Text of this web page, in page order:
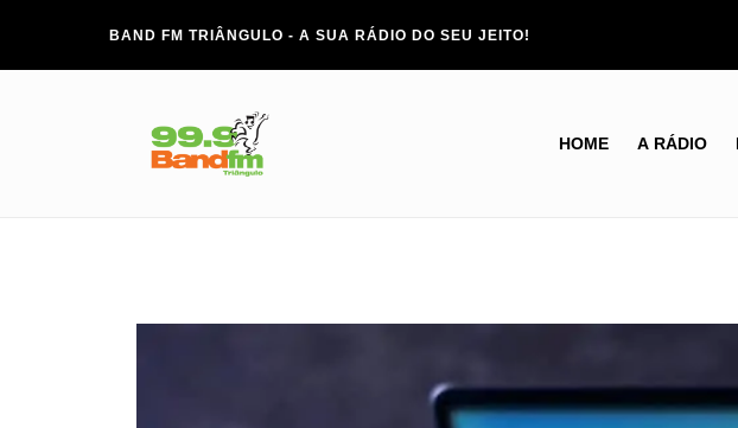
BAND FM TRIÂNGULO - A SUA RÁDIO DO SEU JEITO!
HOME A RÁDIO